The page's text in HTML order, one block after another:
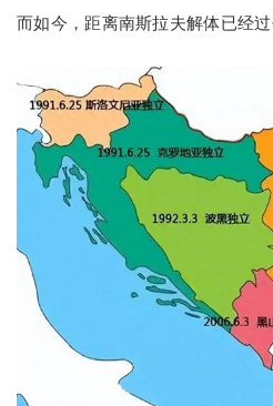
而如今，距离南斯拉夫解体已经过